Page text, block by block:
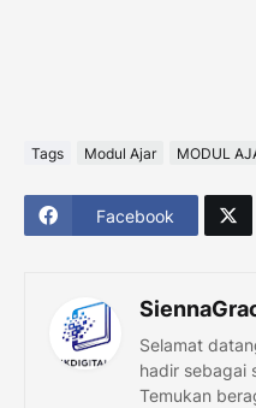
Tags Modul Ajar MODUL
Facebook
Selamat
hadir sebagai
Temukan